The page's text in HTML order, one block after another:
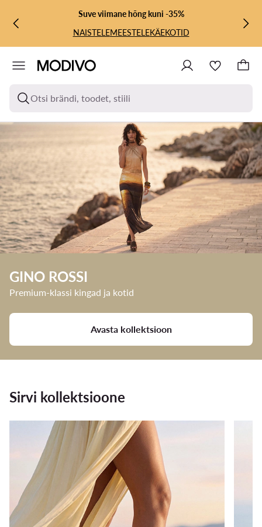
LIIGU PÕHISISU JUURDE
MINE OTSINGUSSESuve viimane hõng kuni -35%
NAISTELEMEESTELEKÄEKOTID
Otsi brändi, toodet, stiili
GINO ROSSI
Premium-klassi kingad ja kotid
Avasta kollektsioon
Sirvi kollektsioone